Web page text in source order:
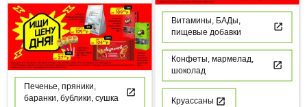
Витамины, БАДы,
пищевые добавки
Конфеты, мармелад,
шоколад
Круассаны
Печенье, пряники,
баранки, бублики, сушка